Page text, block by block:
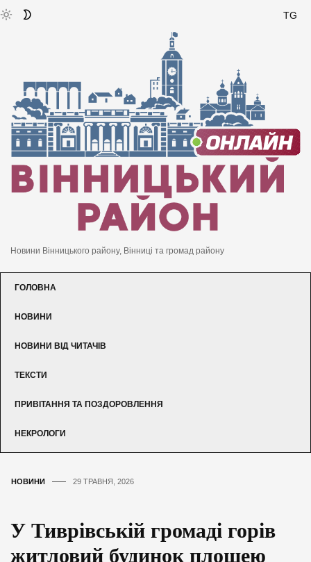
TG
Новини Вінницького району, Вінниці та громад району
ГОЛОВНА
НОВИНИ
НОВИНИ ВІД ЧИТАЧІВ
ТЕКСТИ
ПРИВІТАННЯ ТА ПОЗДОРОВЛЕННЯ
НЕКРОЛОГИ
НОВИНИ 29 ТРАВНЯ, 2026
У Тиврівській громаді горів
житловий будинок площею